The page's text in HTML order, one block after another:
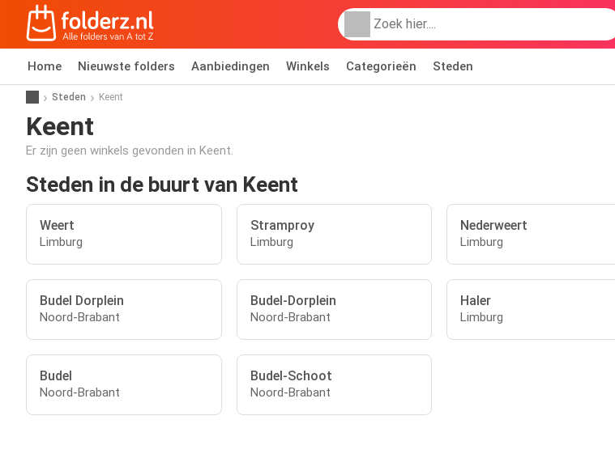
Home Nieuwste folders Aanbiedingen Winkels Categorieën Steden
Steden Keent
Keent
Er zijn geen winkels gevonden in Keent.
Steden in de buurt van Keent
Weert
Limburg
Stramproy
Limburg
Nederweert
Limburg
Budel Dorplein
Noord-Brabant
Budel-Dorplein
Noord-Brabant
Haler
Limburg
Budel
Noord-Brabant
Budel-Schoot
Noord-Brabant